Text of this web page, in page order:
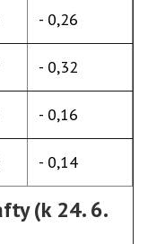
(k 24. 6.
- 0,26
- 0,32
- 0,16
- 0,14